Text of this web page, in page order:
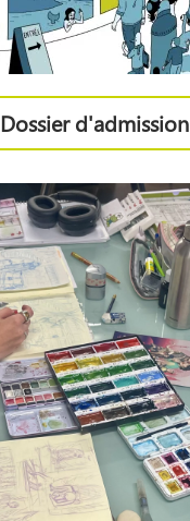
Dossier d'admission